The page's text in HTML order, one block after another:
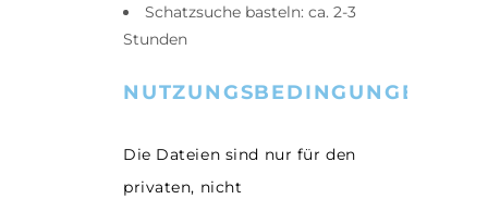
Schatzsuche basteln: ca. 2-3
Stunden
NUTZUNGSBEDINGUNGEN
Die Dateien sind nur für den
privaten, nicht